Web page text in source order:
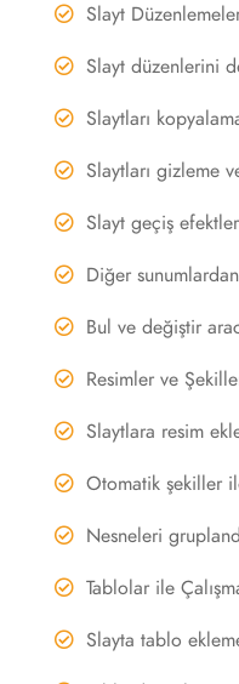
Slayt
Slayt düzenlerini
Slaytları
Slaytları gizleme
Slayt geçiş
Diğer
Bul ve değiştir
Resimler ve
Slaytlara resim
Otomatik şekiller
Nesneleri
Tablolar ile
Slayta tablo